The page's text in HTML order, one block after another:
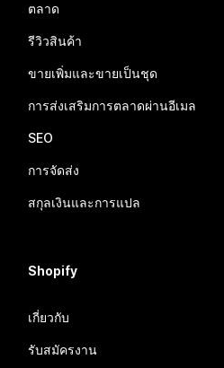
ตลาด
รีวิวสินค้า
ขายเพิ่มและขายเป็นชุด
การส่งเสริมการตลาดผ่านอีเมล
SEO
การจัดส่ง
สกุลเงินและการแปล
Shopify
เกี่ยวกับ
รับสมัครงาน